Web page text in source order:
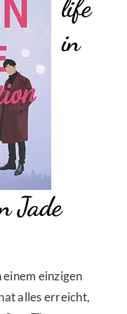
life
in
Jade
einzigen
alles erreicht,